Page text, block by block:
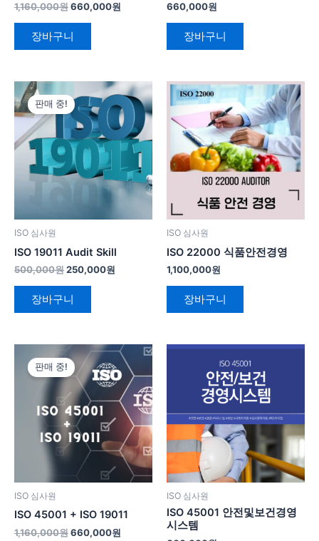
1,160,000원660,000원
장바구니
660,000원
장바구니
판매 중!
ISO 심사원
ISO 19011 Audit Skill
500,000원
래
가
격:
500,000
원.
250,000원
현
재
가
격:
250,000
장바구니
ISO 심사원
ISO 22000 식품안전경영
1,100,000원
장바구니
판매 중!
ISO 심사원
ISO 45001 + ISO 19011
1,160,000원
래
가
격:
1,160,000
원.
660,000원
현
재
가
격:
660,000
원.
ISO 심사원
ISO 45001 안전및보건경영
시스템